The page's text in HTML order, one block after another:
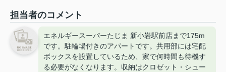
担当者のコメント
エネルギースーパーたじま 新小岩駅前店まで175m
です。駐輪場付きのアパートです。共用部には宅配
ボックスを設置しているため、家で何時間も待機す
る必要がなくなります。収納はクロゼット・シュー